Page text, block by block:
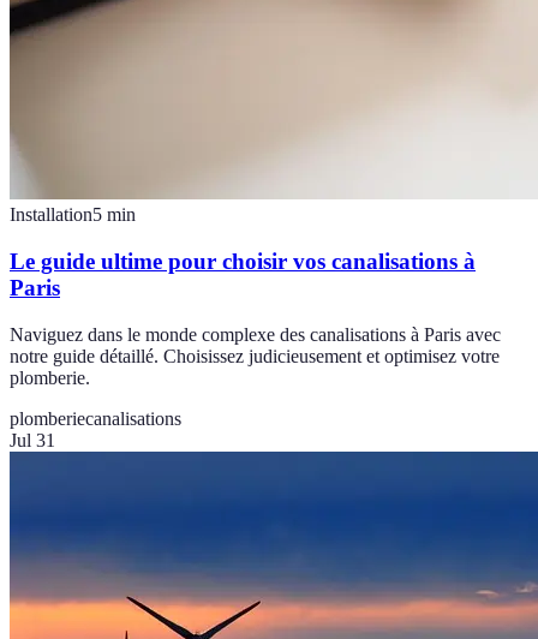
Installation5 min
Le guide ultime pour choisir vos canalisations à
Paris
Naviguez dans le monde complexe des canalisations à Paris avec
notre guide détaillé. Choisissez judicieusement et optimisez votre
plomberie.
plomberiecanalisations
Jul 31